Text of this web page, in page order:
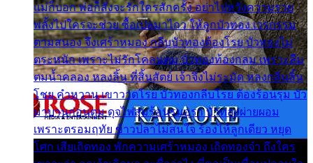
แม่ก็บอก พ่อก็สั่งจะรักใครสักครั้ง อย่าไปหวังความรวย
พลั้งไปใครจะช่วย ซื้อเปลมาไกว ให้ลูกบัวทอง เวรกรรม
ตามสนอง จึงเศร้าหมอง กลีบบัวทองต้องโรย บัวทองไม่
ตระหนัก เพราะไม่รักโคลนตม บัวทองท้องกลม เพราะลืม
ตมน้ำคลอง หลงลิ้น ที่สิ้นสัตย์ เจ้าจึงไม่ระมัด หลงกลิ่นลิ้น
โชย คำหวาน เขาวาดโรย บัวทองกลีบโรย ต้องร้อนรุม บัว
มาบานก่อนตูม ดุจไฟสุมร้อนรุมอุรา บัวทองผ่ายผอม
เพราะตรอมฤทัย ข้าวปลาไม่สนใจ ร้องไห้ลูกเดียว หยุด
โศก เสียเถิดทอง พักความเศร้าหมอง เถิดทองจ๋า ถึงใคร